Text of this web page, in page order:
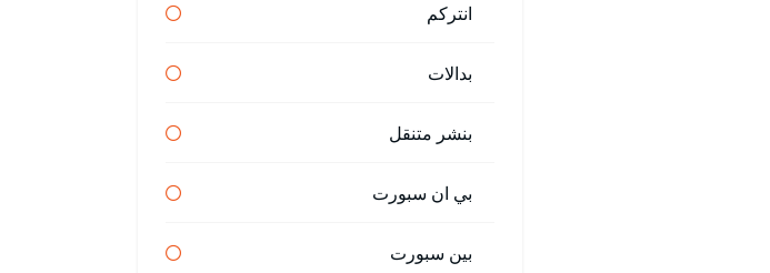
انتركم
بدالات
بنشر متنقل
بي ان سبورت
بين سبورت